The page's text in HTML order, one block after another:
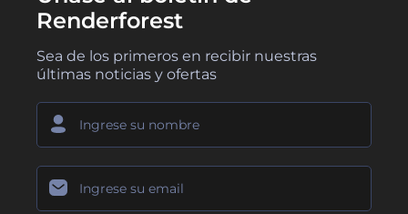
Renderforest
Sea de los primeros en recibir nuestras
últimas noticias y ofertas